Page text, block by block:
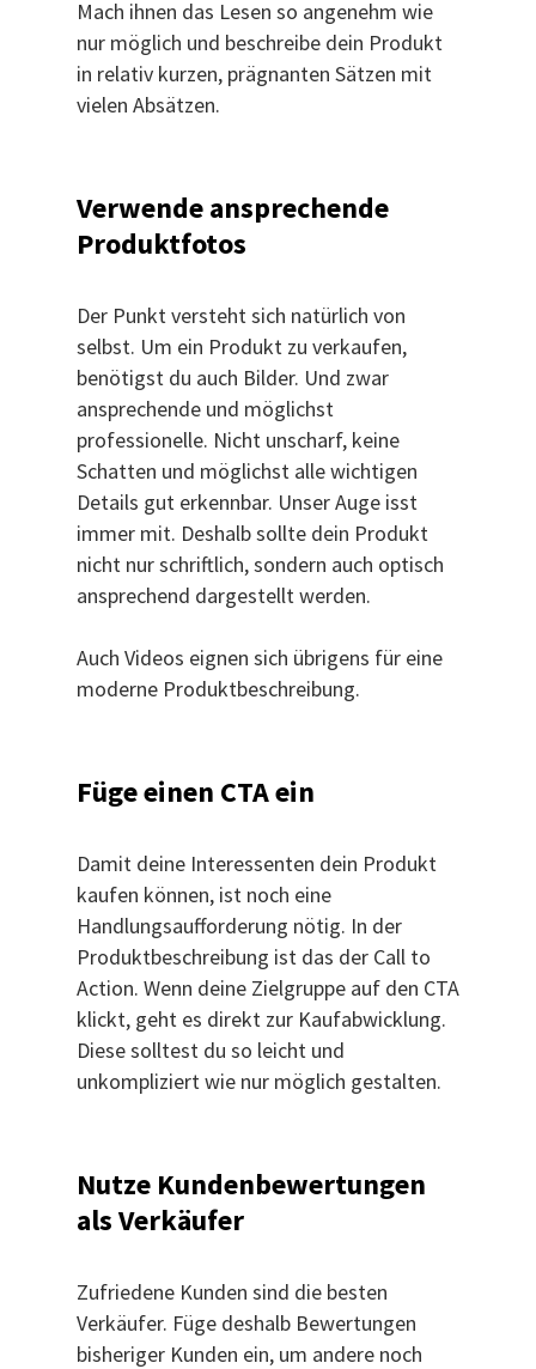
Mach ihnen das Lesen so angenehm wie
nur möglich und beschreibe dein Produkt
in relativ kurzen, prägnanten Sätzen mit
vielen Absätzen.
Verwende ansprechende
Produktfotos
Der Punkt versteht sich natürlich von
selbst. Um ein Produkt zu verkaufen,
benötigst du auch Bilder. Und zwar
ansprechende und möglichst
professionelle. Nicht unscharf, keine
Schatten und möglichst alle wichtigen
Details gut erkennbar. Unser Auge isst
immer mit. Deshalb sollte dein Produkt
nicht nur schriftlich, sondern auch optisch
ansprechend dargestellt werden.
Auch Videos eignen sich übrigens für eine
moderne Produktbeschreibung.
Füge einen CTA ein
Damit deine Interessenten dein Produkt
kaufen können, ist noch eine
Handlungsaufforderung nötig. In der
Produktbeschreibung ist das der Call to
Action. Wenn deine Zielgruppe auf den CTA
klickt, geht es direkt zur Kaufabwicklung.
Diese solltest du so leicht und
unkompliziert wie nur möglich gestalten.
Nutze Kundenbewertungen
als Verkäufer
Zufriedene Kunden sind die besten
Verkäufer. Füge deshalb Bewertungen
bisheriger Kunden ein, um andere noch